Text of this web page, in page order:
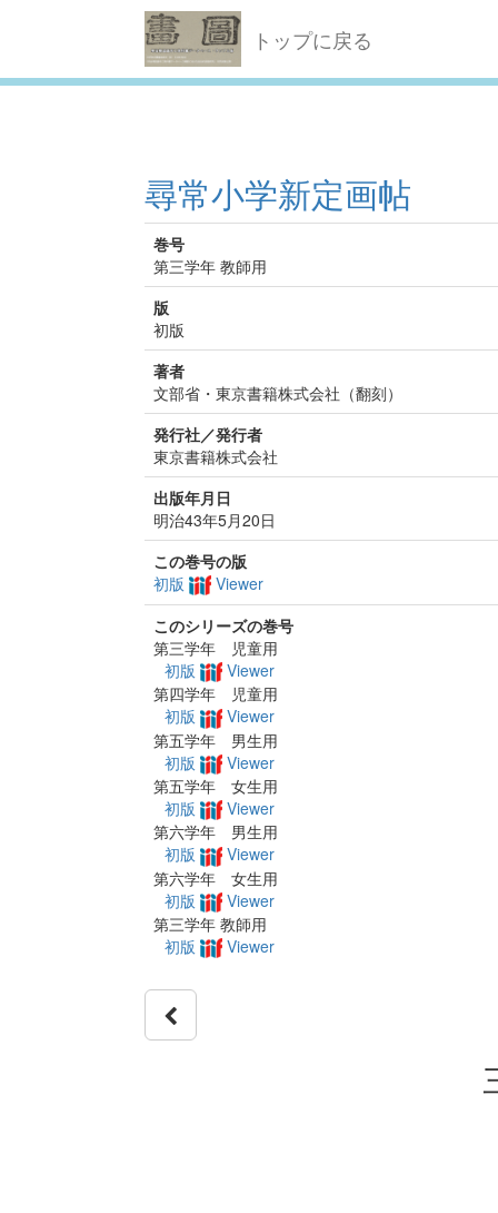
トップに戻る
尋常小学新定画帖
巻号
第三学年 教師用
版
初版
著者
文部省・東京書籍株式会社（翻刻）
発行社／発行者
東京書籍株式会社
出版年月日
明治43年5月20日
この巻号の版
初版
Viewer
このシリーズの巻号
第三学年 児童用
初版
Viewer
第四学年 児童用
初版
Viewer
第五学年 男生用
初版
Viewer
第五学年 女生用
初版
Viewer
第六学年 男生用
初版
Viewer
第六学年 女生用
初版
Viewer
第三学年 教師用
初版
Viewer